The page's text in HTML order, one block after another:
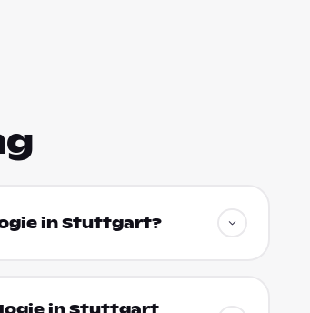
in Stuttgart?